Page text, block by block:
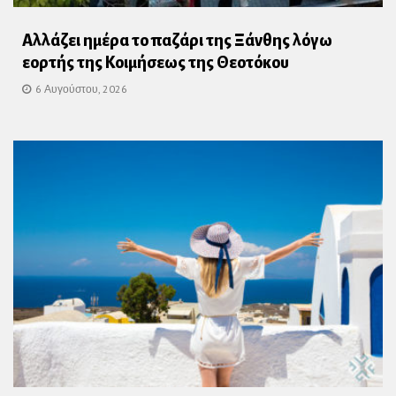
Αλλάζει ημέρα το παζάρι της Ξάνθης λόγω
εορτής της Κοιμήσεως της Θεοτόκου
6 Αυγούστου, 2026